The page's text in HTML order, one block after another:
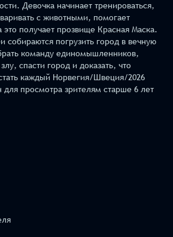
Девочка начинает тренироваться,
с животными, помогает
получает прозвище Красная Маска.
погрузить город в вечную
команду единомышленников,
спасти город и доказать, что
каждый Норвегия/Швеция/2026
просмотра зрителям старше 6 лет